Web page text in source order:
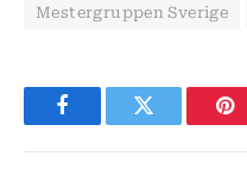
Mestergruppen Sverige
FacebookTwitter